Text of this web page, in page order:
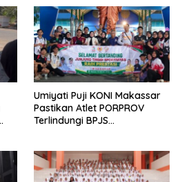
Umiyati Puji KONI Makassar
Pastikan Atlet PORPROV
Terlindungi BPJS